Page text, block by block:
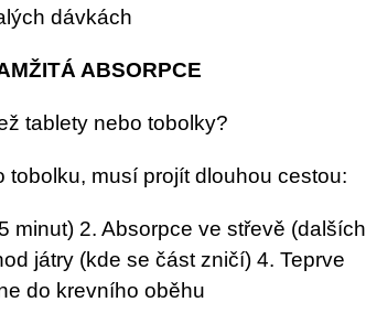
dávkách
ABSORPCE
tablety nebo tobolky?
tobolku, musí projít dlouhou cestou:
minut) 2. Absorpce ve střevě (dalších
játry (kde se část zničí) 4. Teprve
do krevního oběhu